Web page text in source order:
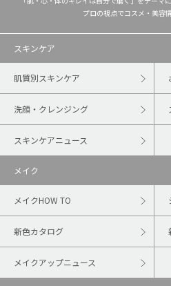
プロの視点でコスメ・美容
スキンケア
肌質別スキンケア
洗顔・クレンジング
スキンケアニュース
メイク
メイクHOW TO
新色カタログ
メイクアップニュース